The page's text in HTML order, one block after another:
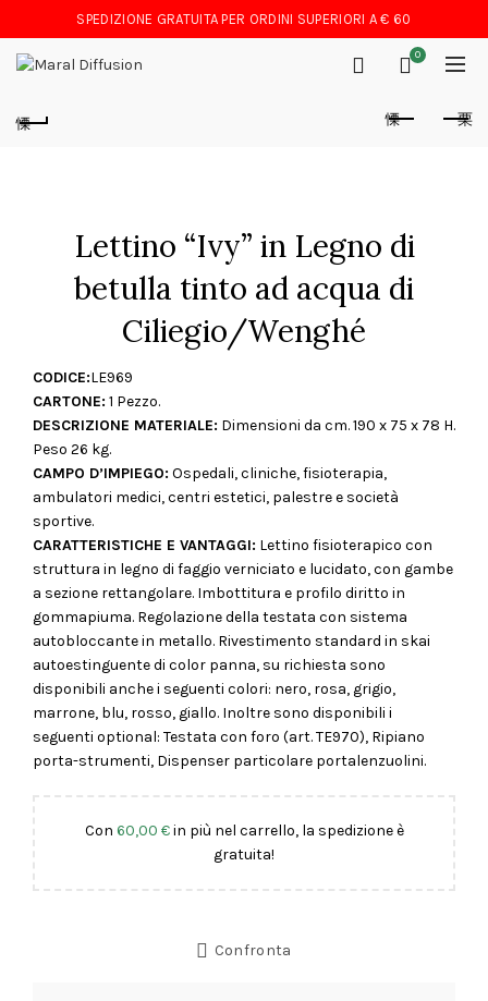
SPEDIZIONE GRATUITA PER ORDINI SUPERIORI A € 60
0
Lettino “Ivy” in Legno di
betulla tinto ad acqua di
Ciliegio/Wenghé
CODICE:LE969
CARTONE: 1 Pezzo.
DESCRIZIONE MATERIALE: Dimensioni da cm. 190 x 75 x 78 H.
Peso 26 kg.
CAMPO D’IMPIEGO: Ospedali, cliniche, fisioterapia,
ambulatori medici, centri estetici, palestre e società
sportive.
CARATTERISTICHE E VANTAGGI: Lettino fisioterapico con
struttura in legno di faggio verniciato e lucidato, con gambe
a sezione rettangolare. Imbottitura e profilo diritto in
gommapiuma. Regolazione della testata con sistema
autobloccante in metallo. Rivestimento standard in skai
autoestinguente di color panna, su richiesta sono
disponibili anche i seguenti colori: nero, rosa, grigio,
marrone, blu, rosso, giallo. Inoltre sono disponibili i
seguenti optional: Testata con foro (art. TE970), Ripiano
porta-strumenti, Dispenser particolare portalenzuolini.
Con 60,00 €in più nel carrello, la spedizione è
gratuita!
Confronta